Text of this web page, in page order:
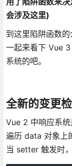
会涉及这里)
到这里陷阱函数的
一起来看下 Vue
系统的吧。
全新的变更
Vue 2 中响应系
遍历 data 对象上
当 setter 触发时